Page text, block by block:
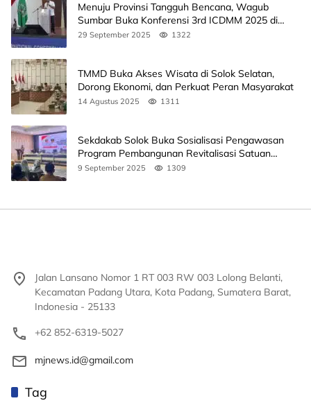
Menuju Provinsi Tangguh Bencana, Wagub
Sumbar Buka Konferensi 3rd ICDMM 2025 di
Unand
29 September 2025 1322
TMMD Buka Akses Wisata di Solok Selatan,
Dorong Ekonomi, dan Perkuat Peran Masyarakat
14 Agustus 2025 1311
Sekdakab Solok Buka Sosialisasi Pengawasan
Program Pembangunan Revitalisasi Satuan
Pendidikan
9 September 2025 1309
Jalan Lansano Nomor 1 RT 003 RW 003 Lolong Belanti,
Kecamatan Padang Utara, Kota Padang, Sumatera Barat,
Indonesia - 25133
+62 852-6319-5027
mjnews.id@gmail.com
Tag